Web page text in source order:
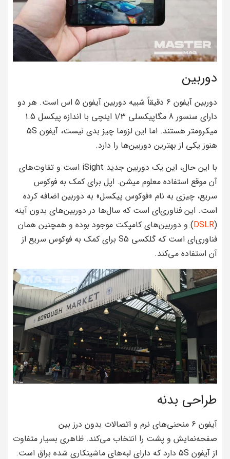
دوربین
دوربین آیفون 6 دقیقاً شبیه دوربین آیفون 5 اس است. هر دو
دارای سنسور 8 مگاپیکسلی 1/3 اینچی با اندازه پیکسل 1.5
میکرومتر هستند. اما این لزوما چیز بدی نیست، آیفون 5S
هنوز یکی از بهترین دوربین‌ها را دارد.
با این حال، این یک دوربین جدید iSight است و تفاوت‌های
آن موقع استفاده معلوم میشن. اپل برای کمک به فوکوس
سریع، چیزی به نام «فوکوس پیکسل» به دوربین اضافه کرده
است. این فناوری‌ای است که سال‌ها در دوربین‌های بدون آینه
(
DSLR) و دوربین‌های کامپکت موجود بوده و همچنین همان
فناوری‌ای است که گلکسی S5 برای کمک به فوکوس سریع از
آن استفاده می‌کند.
طراحی بدنه
آیفون 6 منحنی‌های نرم و اتصالات بدون درز بین
صفحه‌نمایش و پشت را انتخاب می‌کند. ظاهری بسیار متفاوت
از آیفون 5S دارد که دارای لبه‌های ماشینکاری شده براق است.